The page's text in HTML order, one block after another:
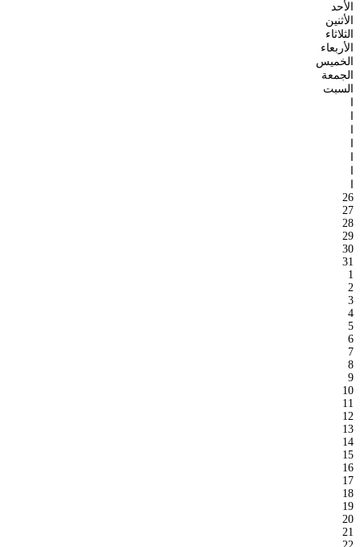
الأحد
الأثنين
الثلاثاء
الأربعاء
الخميس
الجمعة
السبت
26
27
28
29
30
31
1
2
3
4
5
6
7
8
9
10
11
12
13
14
15
16
17
18
19
20
21